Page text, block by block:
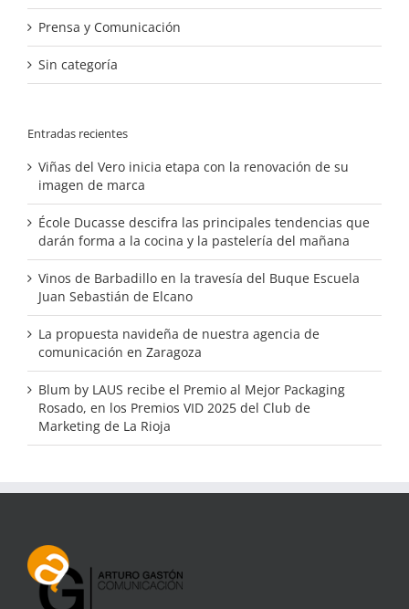
Prensa y Comunicación
Sin categoría
Entradas recientes
Viñas del Vero inicia etapa con la renovación de su
imagen de marca
École Ducasse descifra las principales tendencias que
darán forma a la cocina y la pastelería del mañana
Vinos de Barbadillo en la travesía del Buque Escuela
Juan Sebastián de Elcano
La propuesta navideña de nuestra agencia de
comunicación en Zaragoza
Blum by LAUS recibe el Premio al Mejor Packaging
Rosado, en los Premios VID 2025 del Club de
Marketing de La Rioja